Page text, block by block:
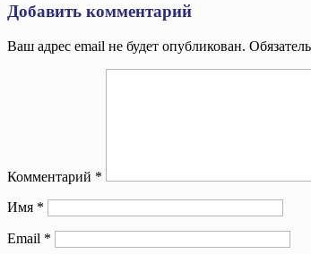
Добавить комментарий
Ваш адрес email не будет опубликован.
Комментарий *
Имя *
Email *